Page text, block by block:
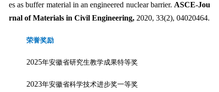
es as buffer material in an engineered nuclear barrier. ASCE-Jou
rnal of Materials in Civil Engineering,2020, 33(2), 04020464.
荣誉奖励
2025年安徽省研究生教学成果特等奖
2023年安徽省科学技术进步奖一等奖